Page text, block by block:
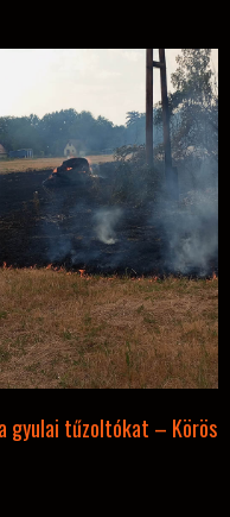
gyulai tűzoltókat – Körös